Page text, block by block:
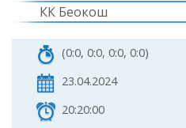
КК Беокош
(0:0, 0:0, 0:0, 0:0)
23.04.2024
20:20:00